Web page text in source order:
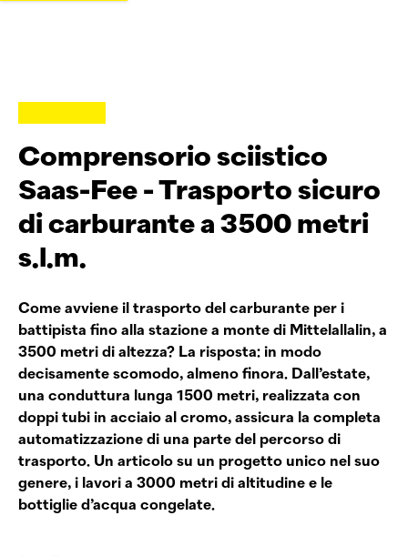
Comprensorio sciistico
Saas-Fee - Trasporto sicuro
di carburante a 3500 metri
s.l.m.
Come avviene il trasporto del carburante per i
battipista fino alla stazione a monte di Mittelallalin, a
3500 metri di altezza? La risposta: in modo
decisamente scomodo, almeno finora. Dall’estate,
una conduttura lunga 1500 metri, realizzata con
doppi tubi in acciaio al cromo, assicura la completa
automatizzazione di una parte del percorso di
trasporto. Un articolo su un progetto unico nel suo
genere, i lavori a 3000 metri di altitudine e le
bottiglie d’acqua congelate.